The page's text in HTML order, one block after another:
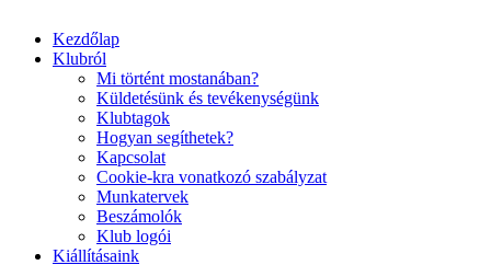
Kezdőlap
Klubról
Mi történt mostanában?
Küldetésünk és tevékenységünk
Klubtagok
Hogyan segíthetek?
Kapcsolat
Cookie-kra vonatkozó szabályzat
Munkatervek
Beszámolók
Klub logói
Kiállításaink